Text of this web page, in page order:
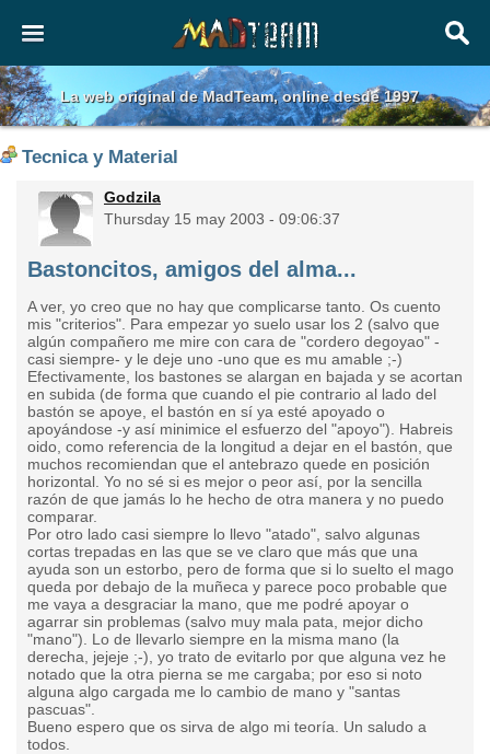
La web original de MadTeam, online desde 1997
Tecnica y Material
Godzila
Thursday 15 may 2003 - 09:06:37
Bastoncitos, amigos del alma...
A ver, yo creo que no hay que complicarse tanto. Os cuento
mis "criterios". Para empezar yo suelo usar los 2 (salvo que
algún compañero me mire con cara de "cordero degoyao" -
casi siempre- y le deje uno -uno que es mu amable ;-)
Efectivamente, los bastones se alargan en bajada y se acortan
en subida (de forma que cuando el pie contrario al lado del
bastón se apoye, el bastón en sí ya esté apoyado o
apoyándose -y así minimice el esfuerzo del "apoyo"). Habreis
oido, como referencia de la longitud a dejar en el bastón, que
muchos recomiendan que el antebrazo quede en posición
horizontal. Yo no sé si es mejor o peor así, por la sencilla
razón de que jamás lo he hecho de otra manera y no puedo
comparar.
Por otro lado casi siempre lo llevo "atado", salvo algunas
cortas trepadas en las que se ve claro que más que una
ayuda son un estorbo, pero de forma que si lo suelto el mago
queda por debajo de la muñeca y parece poco probable que
me vaya a desgraciar la mano, que me podré apoyar o
agarrar sin problemas (salvo muy mala pata, mejor dicho
"mano"). Lo de llevarlo siempre en la misma mano (la
derecha, jejeje ;-), yo trato de evitarlo por que alguna vez he
notado que la otra pierna se me cargaba; por eso si noto
alguna algo cargada me lo cambio de mano y "santas
pascuas".
Bueno espero que os sirva de algo mi teoría. Un saludo a
todos.